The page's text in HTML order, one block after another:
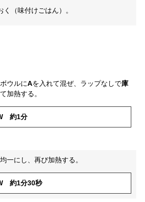
く（味付けごはん）。
ウルにAを入れて混ぜ、ラップなしで庫
加熱する。
約1分
一にし、再び加熱する。
約1分30秒